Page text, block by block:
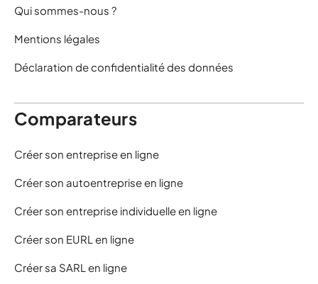
Qui sommes-nous ?
Mentions légales
Déclaration de confidentialité des données
Comparateurs
Créer son entreprise en ligne
Créer son autoentreprise en ligne
Créer son entreprise individuelle en ligne
Créer son EURL en ligne
Créer sa SARL en ligne